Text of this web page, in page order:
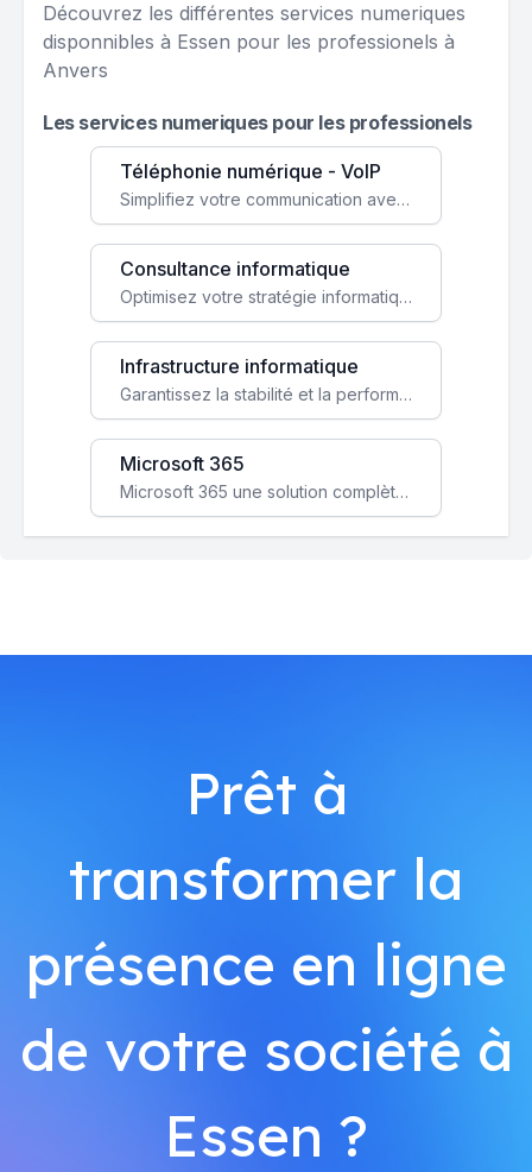
Découvrez les différentes services numeriques
disponnibles à Essen pour les professionels à
Anvers
Les services numeriques pour les professionels
Téléphonie numérique - VoIP
Simplifiez votre communication avec une solution VoIP flexible, économique et adaptée à vos besoins professionnels.
Consultance informatique
Optimisez votre stratégie informatique avec l'expertise de nos consultants pour améliorer votre efficacité et sécurité.
Infrastructure informatique
Garantissez la stabilité et la performance de votre entreprise avec une infrastructure IT sécurisée et évolutive.
Microsoft 365
Microsoft 365 une solution complète qui booste votre productivité, renforce la sécurité de vos données et facilite la collaboration.
Prêt à
transformer la
présence en ligne
de votre société à
Essen ?